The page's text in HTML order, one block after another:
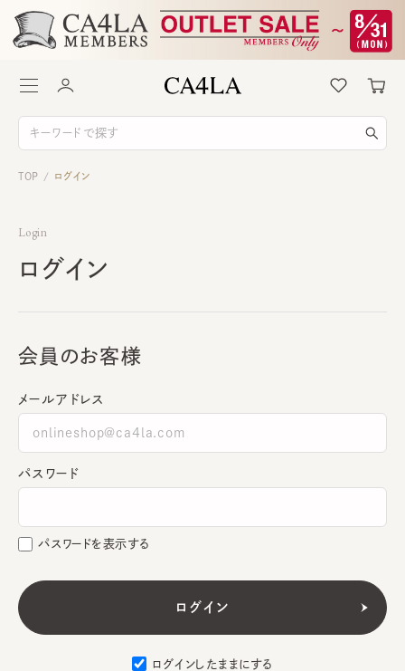
TOP / ログイン
Login
ログイン
会員のお客様
メールアドレス
パスワード
パスワードを表示する
ログインしたままにする